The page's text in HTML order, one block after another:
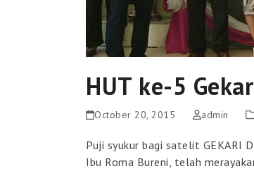
HUT ke-5
October 20, 2015 admin
Puji syukur bagi satelit GEKARI
Ibu Roma Bureni, telah